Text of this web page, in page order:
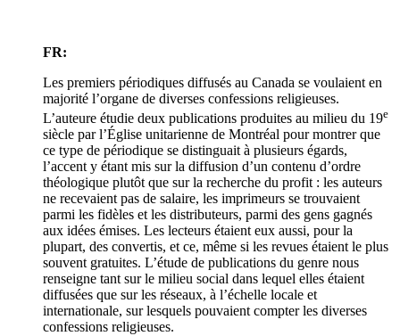
FR:
Les premiers périodiques diffusés au Canada se voulaient en
majorité l’organe de diverses confessions religieuses.
L’auteure étudie deux publications produites au milieu du 19e
siècle par l’Église unitarienne de Montréal pour montrer que
ce type de périodique se distinguait à plusieurs égards,
l’accent y étant mis sur la diffusion d’un contenu d’ordre
théologique plutôt que sur la recherche du profit : les auteurs
ne recevaient pas de salaire, les imprimeurs se trouvaient
parmi les fidèles et les distributeurs, parmi des gens gagnés
aux idées émises. Les lecteurs étaient eux aussi, pour la
plupart, des convertis, et ce, même si les revues étaient le plus
souvent gratuites. L’étude de publications du genre nous
renseigne tant sur le milieu social dans lequel elles étaient
diffusées que sur les réseaux, à l’échelle locale et
internationale, sur lesquels pouvaient compter les diverses
confessions religieuses.